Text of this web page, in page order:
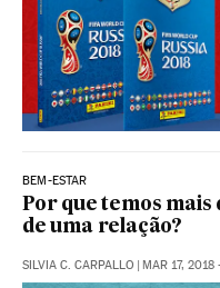
BEM-ESTAR
Por que temos mais
de uma relação?
SILVIA C. CARPALLO | MAR 17, 2018